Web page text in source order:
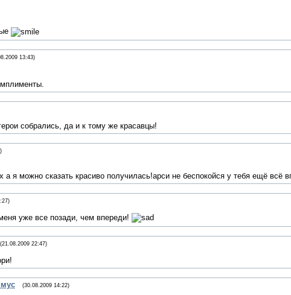
13:43)
собрались, да и к тому же красавцы!
а я можно сказать красиво получилась!арси не беспокойся у тебя ещё всё
уже все позади, чем впереди!
(21.08.2009 22:47)
(30.08.2009 14:22)